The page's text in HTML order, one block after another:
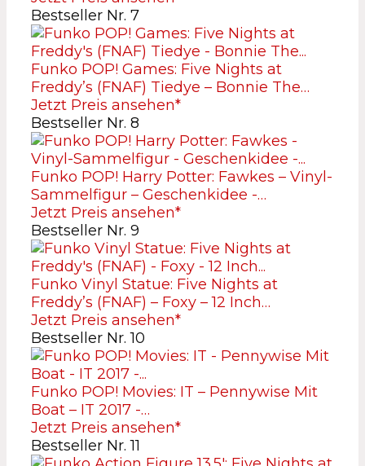
Bestseller Nr. 7
Funko POP! Games: Five Nights at
Freddy’s (FNAF) Tiedye – Bonnie The…
Jetzt Preis ansehen*
Bestseller Nr. 8
Funko POP! Harry Potter: Fawkes – Vinyl-
Sammelfigur – Geschenkidee -…
Jetzt Preis ansehen*
Bestseller Nr. 9
Funko Vinyl Statue: Five Nights at
Freddy’s (FNAF) – Foxy – 12 Inch…
Jetzt Preis ansehen*
Bestseller Nr. 10
Funko POP! Movies: IT – Pennywise Mit
Boat – IT 2017 -…
Jetzt Preis ansehen*
Bestseller Nr. 11